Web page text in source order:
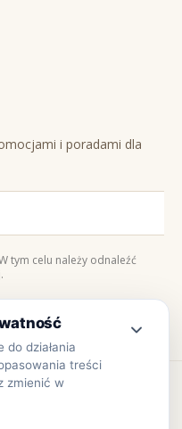
i poradami dla
tym celu należy odnaleźć
zakupy
nam
by apify.pl